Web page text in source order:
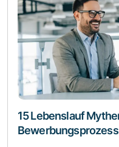
15 Lebenslauf